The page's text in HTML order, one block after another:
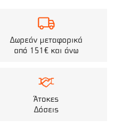
Δωρεάν μεταφορικά
από 151€ και άνω
Άτοκες
Δόσεις